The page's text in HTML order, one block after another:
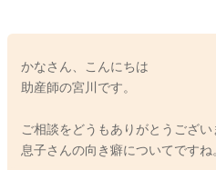
かなさん、こんにちは
助産師の宮川です。
ご相談をどうもありがとうござい
息子さんの向き癖についてですね